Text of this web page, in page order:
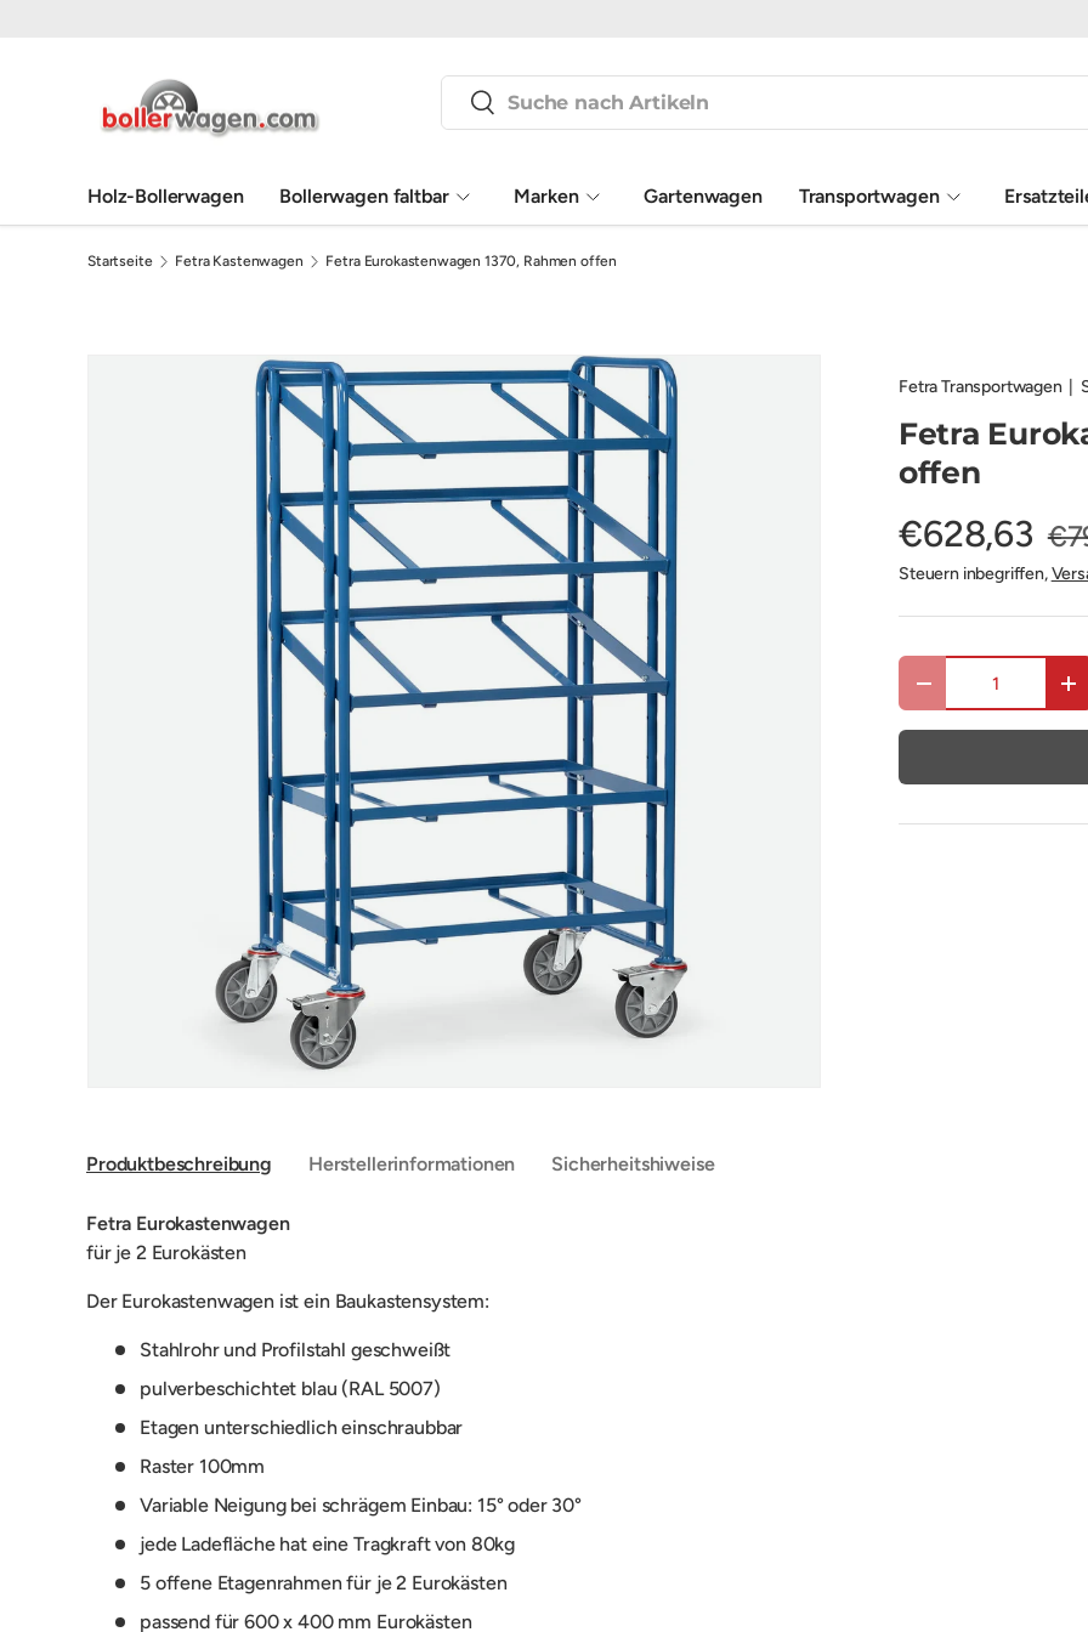
Suchen
Suchen
Holz-Bollerwagen Bollerwagen faltbar Marken Gartenwagen Transportwagen
Startseite Fetra Kastenwagen Fetra Eurokastenwagen 1370, Rahmen offen
Fetra Transportwagen|
Fetra
offen
€628,63
Steuern inbegriffen,
Menge verringern
Produktbeschreibung Herstellerinformationen Sicherheitshiweise
Fetra
für je 2 Eurokästen
Der Eurokastenwagen ist ein Baukastensystem:
Stahlrohr und Profilstahl geschweißt
pulverbeschichtet blau (RAL 5007)
Etagen unterschiedlich einschraubbar
Raster 100mm
Variable Neigung bei schrägem Einbau: 15° oder 30°
jede Ladefläche hat eine Tragkraft von 80kg
5 offene Etagenrahmen für je 2 Eurokästen
passend für 600 x 400 mm Eurokästen